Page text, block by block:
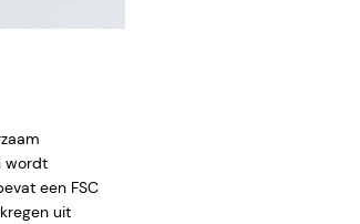
wordt
een FSC
uit